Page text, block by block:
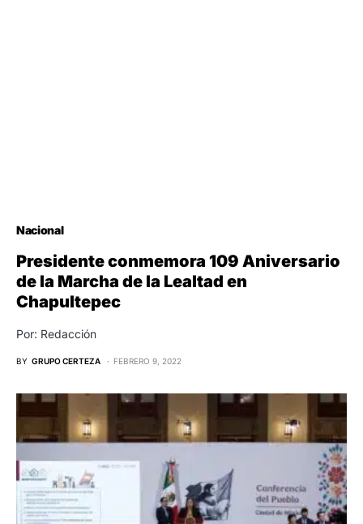
Nacional
Presidente conmemora 109 Aniversario
de la Marcha de la Lealtad en
Chapultepec
Por: Redacción
BY GRUPO CERTEZA FEBRERO 9, 2022